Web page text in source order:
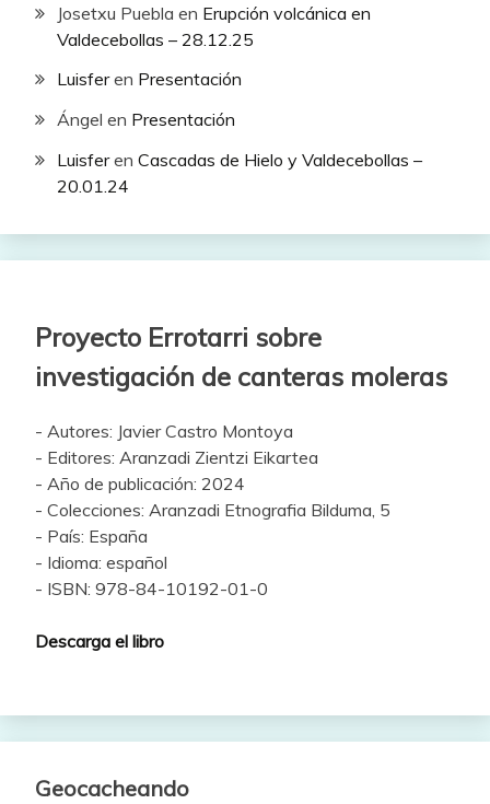
Josetxu Puebla en Erupción volcánica en
Valdecebollas – 28.12.25
Luisferen Presentación
Ángel en Presentación
Luisferen Cascadas de Hielo y Valdecebollas –
20.01.24
Proyecto Errotarri sobre
investigación de canteras moleras
- Autores: Javier Castro Montoya
- Editores: Aranzadi Zientzi Eikartea
- Año de publicación: 2024
- Colecciones: Aranzadi Etnografia Bilduma, 5
- País: España
- Idioma: español
- ISBN: 978-84-10192-01-0
Descarga el libro
Geocacheando